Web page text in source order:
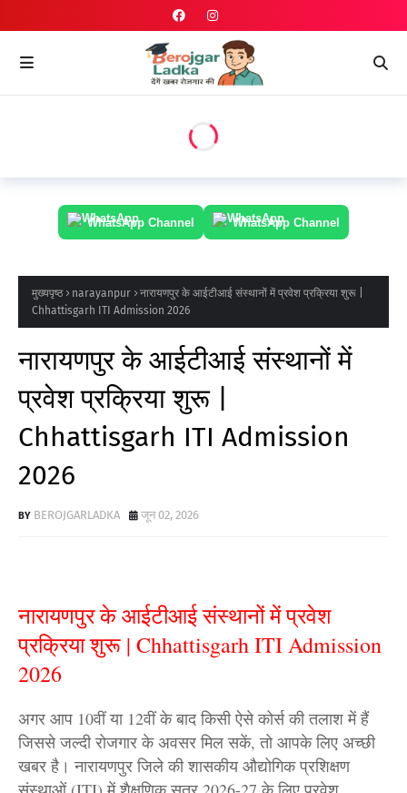
WhatsApp Channel WhatsApp Channel
मुख्यपृष्ठ narayanpur
नारायणपुर के आईटीआई संस्थानों में प्रवेश प्रक्रिया शुरू |
Chhattisgarh ITI Admission 2026
नारायणपुर के आईटीआई संस्थानों में
प्रवेश प्रक्रिया शुरू |
Chhattisgarh ITI Admission
2026
BEROJGARLADKA जून 02, 2026
नारायणपुर के आईटीआई संस्थानों में प्रवेश
प्रक्रिया शुरू | Chhattisgarh ITI Admission
2026
अगर आप 10वीं या 12वीं के बाद किसी ऐसे कोर्स की तलाश में हैं
जिससे जल्दी रोजगार के अवसर मिल सकें, तो आपके लिए अच्छी
खबर है। नारायणपुर जिले की शासकीय औद्योगिक प्रशिक्षण